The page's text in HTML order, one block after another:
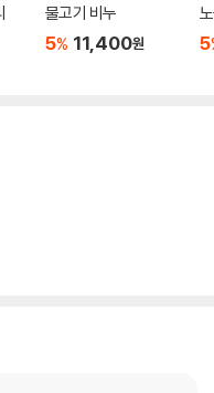
물고기 비누
5% 11,400원 5